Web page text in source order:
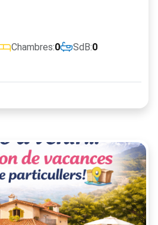
Chambres:0 SdB:0